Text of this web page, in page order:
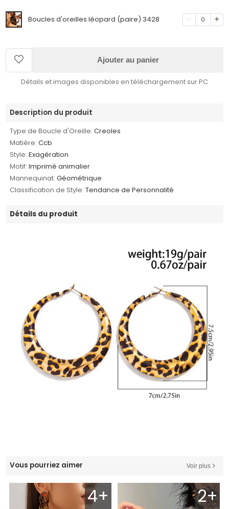
Boucles d'oreilles léopard (paire) 3428 0
Ajouter au panier
Détails et images disponibles en téléchargement sur PC
Description du produit
Type de Boucle d'Oreille: Creoles
Matière: Ccb
Style: Exagération
Motif: Imprimé animalier
Mannequinat: Géométrique
Classification de Style: Tendance de Personnalité
Détails du produit
Vous pourriez aimer Voir plus
4+ 2+